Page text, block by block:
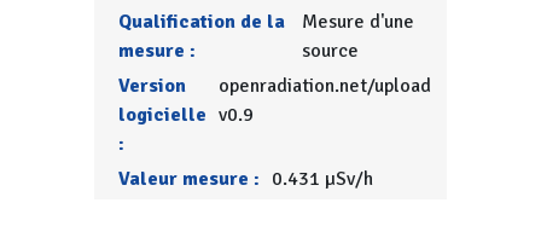
Qualification de la
mesure :
Mesure d'une
source
Version
logicielle
:
openradiation.net/upload
v0.9
Valeur mesure : 0.431 µSv/h